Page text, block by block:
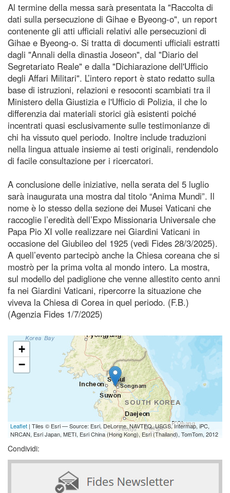
Al termine della messa sarà presentata la "Raccolta di
dati sulla persecuzione di Gihae e Byeong-o", un report
contenente gli atti ufficiali relativi alle persecuzioni di
Gihae e Byeong-o. Si tratta di documenti ufficiali estratti
dagli "Annali della dinastia Joseon", dal "Diario del
Segretariato Reale" e dalla "Dichiarazione dell'Ufficio
degli Affari Militari". L’intero report è stato redatto sulla
base di istruzioni, relazioni e resoconti scambiati tra il
Ministero della Giustizia e l'Ufficio di Polizia, il che lo
differenzia dai materiali storici già esistenti poiché
incentrati quasi esclusivamente sulle testimonianze di
chi ha vissuto quel periodo. Inoltre include traduzioni
nella lingua attuale insieme ai testi originali, rendendolo
di facile consultazione per i ricercatori.
A conclusione delle iniziative, nella serata del 5 luglio
sarà inaugurata una mostra dal titolo “Anima Mundi”. Il
nome è lo stesso della sezione dei Musei Vaticani che
raccoglie l’eredità dell’Expo Missionaria Universale che
Papa Pio XI volle realizzare nei Giardini Vaticani in
occasione del Giubileo del 1925 (vedi Fides 28/3/2025).
A quell’evento partecipò anche la Chiesa coreana che si
mostrò per la prima volta al mondo intero. La mostra,
sul modello del padiglione che venne allestito cento anni
fa nei Giardini Vaticani, ripercorre la situazione che
viveva la Chiesa di Corea in quel periodo. (F.B.)
(Agenzia Fides 1/7/2025)
+
−
Leaflet | Tiles © Esri — Source: Esri, DeLorme, NAVTEQ, USGS, Intermap, iPC,
NRCAN, Esri Japan, METI, Esri China (Hong Kong), Esri (Thailand), TomTom, 2012
Condividi: